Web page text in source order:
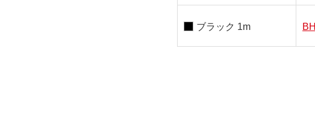
ブラック 1m